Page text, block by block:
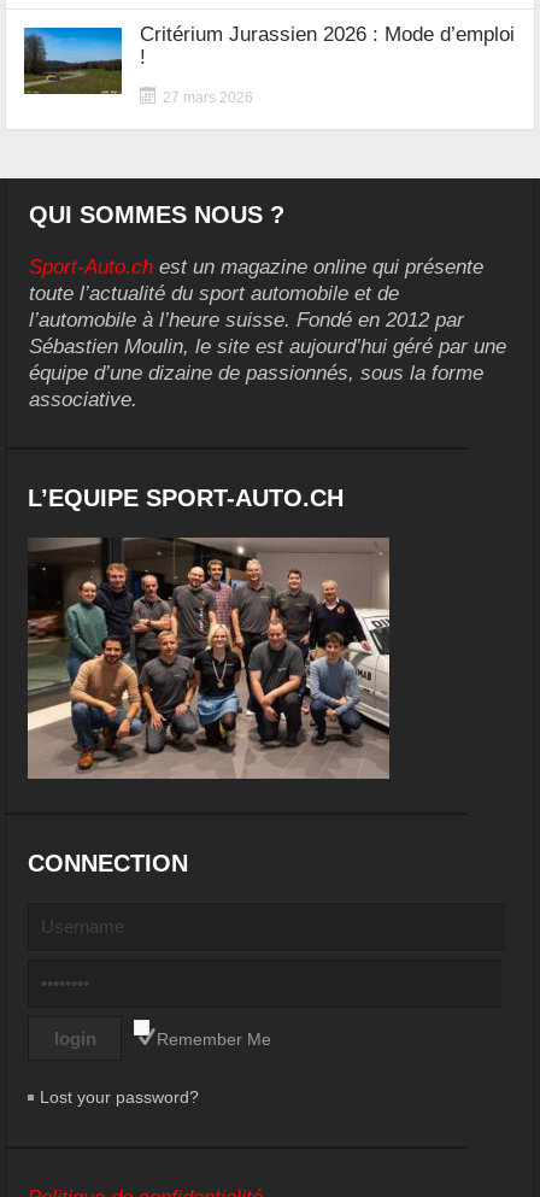
Critérium Jurassien 2026 : Mode d’emploi
!
27 mars 2026
QUI SOMMES NOUS ?
Sport-Auto.ch est un magazine online qui présente
toute l’actualité du sport automobile et de
l’automobile à l’heure suisse. Fondé en 2012 par
Sébastien Moulin, le site est aujourd’hui géré par une
équipe d’une dizaine de passionnés, sous la forme
associative.
L’EQUIPE SPORT-AUTO.CH
CONNECTION
Remember Me
Lost your password?